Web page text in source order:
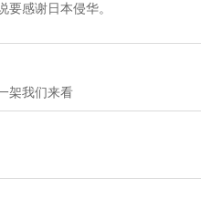
要感谢日本侵华。
架我们来看